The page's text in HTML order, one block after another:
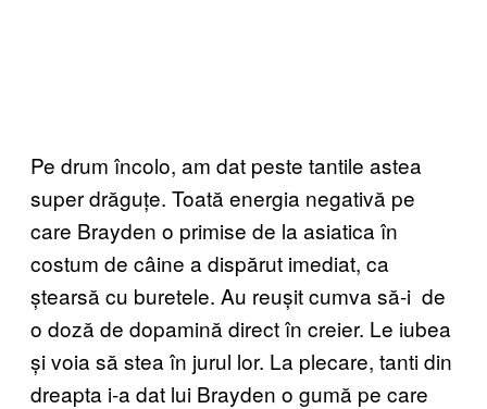
Pe drum încolo, am dat peste tantile astea
super drăguțe. Toată energia negativă pe
care Brayden o primise de la asiatica în
costum de câine a dispărut imediat, ca
ștearsă cu buretele. Au reușit cumva să-i de
o doză de dopamină direct în creier. Le iubea
și voia să stea în jurul lor. La plecare, tanti din
dreapta i-a dat lui Brayden o gumă pe care